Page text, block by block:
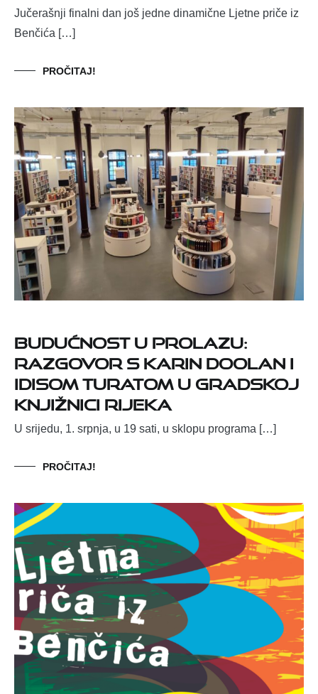
Jučerašnji finalni dan još jedne dinamične Ljetne priče iz
Benčića […]
PROČITAJ!
Budućnost u prolazu:
razgovor s Karin Doolan i
Idisom Turatom u Gradskoj
knjižnici Rijeka
U srijedu, 1. srpnja, u 19 sati, u sklopu programa […]
PROČITAJ!